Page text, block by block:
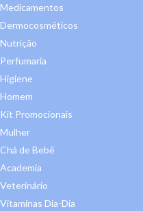
Medicamentos
Dermocosméticos
Nutrição
Perfumaria
Higiene
Homem
Kit Promocionais
Mulher
Chá de Bebê
Academia
Veterinário
Vitaminas Dia-Dia